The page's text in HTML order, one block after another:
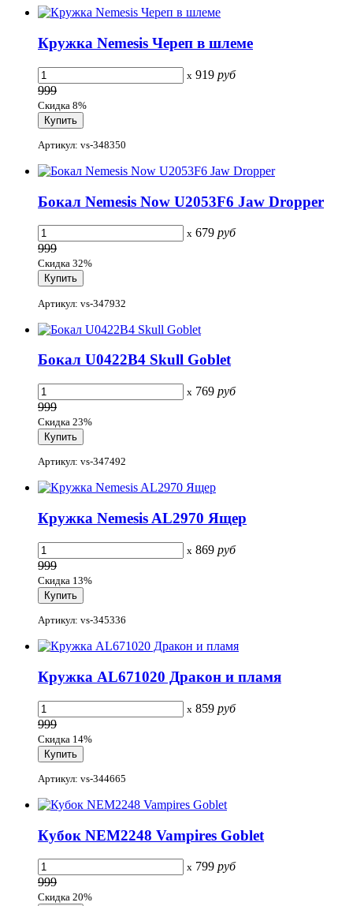
Кружка Nemesis Череп в шлеме
x 919 руб
999
Скидка 8%
Артикул: vs-348350
Бокал Nemesis Now U2053F6 Jaw Dropper
x 679 руб
999
Скидка 32%
Артикул: vs-347932
Бокал U0422B4 Skull Goblet
x 769 руб
999
Скидка 23%
Артикул: vs-347492
Кружка Nemesis AL2970 Ящер
x 869 руб
999
Скидка 13%
Артикул: vs-345336
Кружка AL671020 Дракон и пламя
x 859 руб
999
Скидка 14%
Артикул: vs-344665
Кубок NEM2248 Vampires Goblet
x 799 руб
999
Скидка 20%